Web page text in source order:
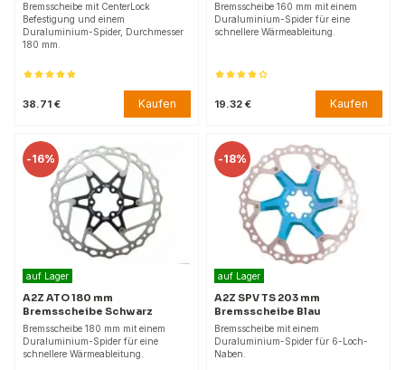
Bremsscheibe mit CenterLock
Befestigung und einem
Duraluminium-Spider, Durchmesser
180 mm.
38.71 € Kaufen
Bremsscheibe 160 mm mit einem
Duraluminium-Spider für eine
schnellere Wärmeableitung.
19.32 € Kaufen
-16%
auf Lager
A2Z ATO 180 mm
Bremsscheibe Schwarz
Bremsscheibe 180 mm mit einem
Duraluminium-Spider für eine
schnellere Wärmeableitung.
-18%
auf Lager
A2Z SPV TS 203 mm
Bremsscheibe Blau
Bremsscheibe mit einem
Duraluminium-Spider für 6-Loch-
Naben.